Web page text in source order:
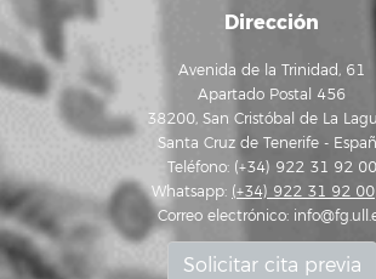
Dirección
Avenida de la Trinidad, 61
Apartado Postal 456
38200, San Cristóbal de La
Santa Cruz de Tenerife -
Teléfono: (+34) 922 31 92 00
Whatsapp: (+34) 922 31 92 00
Correo electrónico:
Solicitar cita previa